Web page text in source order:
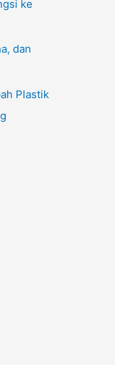
ke
dan
Plastik